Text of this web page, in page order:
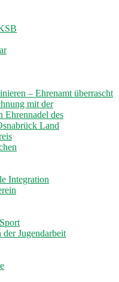
– Ehrenamt überrascht
mit der
Ehrennadel des
Land
Integration
Jugendarbeit